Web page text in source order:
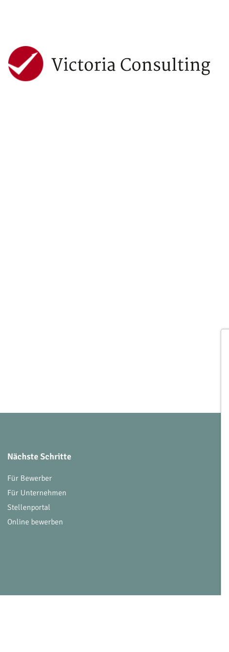
Nächste Schritte
Für Bewerber
Für Unternehmen
Stellenportal
Online bewerben